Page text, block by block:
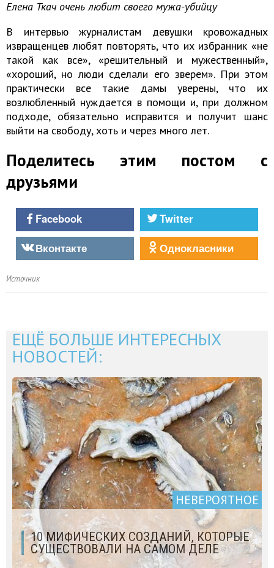
Елена Ткач очень любит своего мужа-убийцу
В интервью журналистам девушки кровожадных
извращенцев любят повторять, что их избранник «не
такой как все», «решительный и мужественный»,
«хороший, но люди сделали его зверем». При этом
практически все такие дамы уверены, что их
возлюбленный нуждается в помощи и, при должном
подходе, обязательно исправится и получит шанс
выйти на свободу, хоть и через много лет.
Поделитесь этим постом с
друзьями
Facebook
Twitter
Вконтакте
Однокласники
Источник
ЕЩЁ БОЛЬШЕ ИНТЕРЕСНЫХ
НОВОСТЕЙ:
НЕВЕРОЯТНОЕ
10 МИФИЧЕСКИХ СОЗДАНИЙ, КОТОРЫЕ
СУЩЕСТВОВАЛИ НА САМОМ ДЕЛЕ